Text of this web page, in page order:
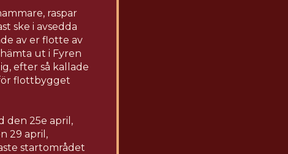
raspar
ske i avsedda
av er flotte av
ut i Fyren
efter så kallade
flottbygget
den 25e april,
29 april,
startområdet